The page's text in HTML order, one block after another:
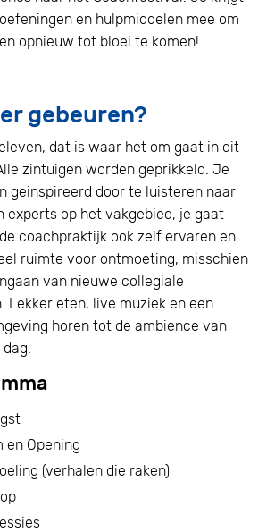
en hulpmiddelen mee om
opnieuw tot bloei te komen!
gebeuren?
dat is waar het om gaat in dit
zintuigen worden geprikkeld. Je
geinspireerd door te luisteren naar
experts op het vakgebied, je gaat
coachpraktijk ook zelf ervaren en
ruimte voor ontmoeting, misschien
van nieuwe collegiale
Lekker eten, live muziek en een
horen tot de ambience van
en Opening
(verhalen die raken)